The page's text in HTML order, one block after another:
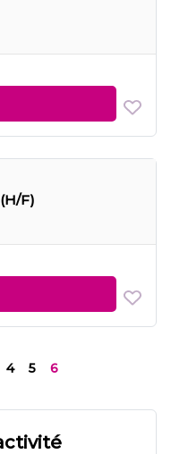
F)
4 5 6